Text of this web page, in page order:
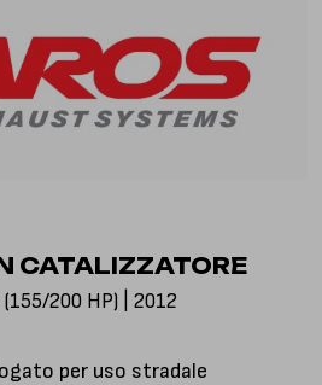
CATALIZZATORE
(155/200 HP) | 2012
per uso stradale